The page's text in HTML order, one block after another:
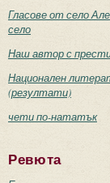
Гласове от село
село
Наш автор с
Национален
(резултати)
чети по-нататък
Ревюта